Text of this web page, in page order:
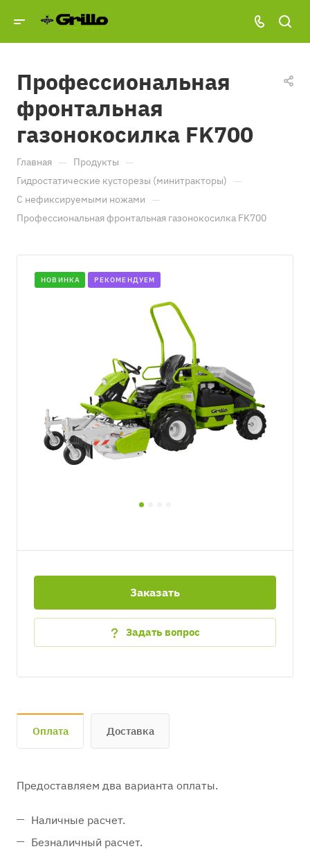
Профессиональная
фронтальная
газонокосилка FK700
Главная — Продукты —
Гидростатические кусторезы (минитракторы) —
С нефиксируемыми ножами —
Профессиональная фронтальная газонокосилка FK700
НОВИНКА РЕКОМЕНДУЕМ
Заказать
Задать вопрос
Оплата Доставка
Предоставляем два варианта оплаты.
Наличные расчет.
Безналичный расчет.